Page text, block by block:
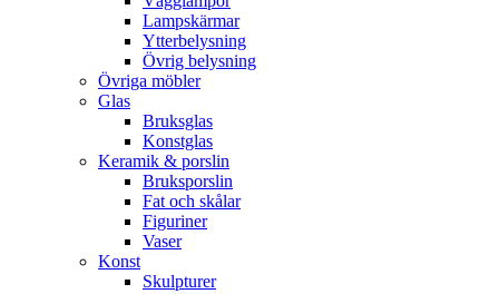
Lampskärmar
Ytterbelysning
Övrig belysning
Övriga möbler
Glas
Bruksglas
Konstglas
Keramik & porslin
Bruksporslin
Fat och skålar
Figuriner
Vaser
Konst
Skulpturer